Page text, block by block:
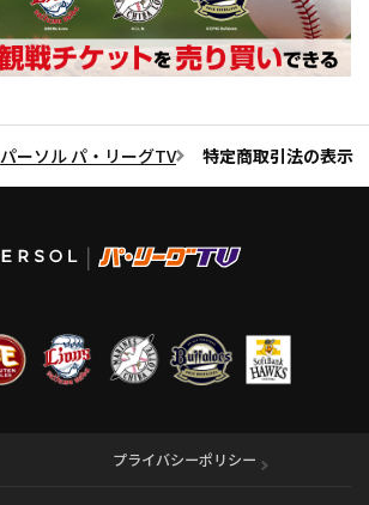
パーソル パ・リーグTV 特定商取引法の表示
プライバシーポリシー